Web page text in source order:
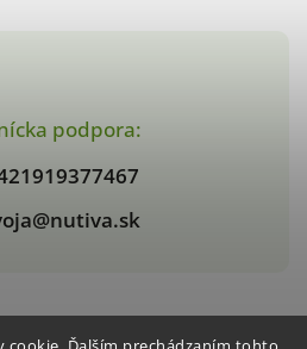
podpora: